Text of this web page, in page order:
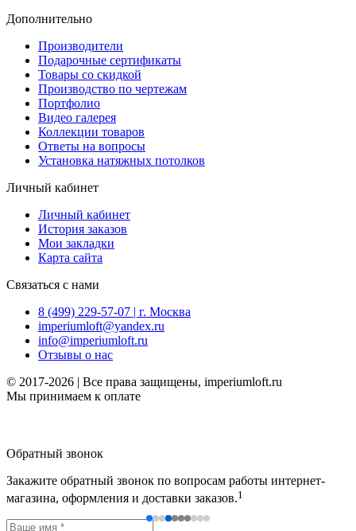
Дополнительно
Производители
Подарочные сертификаты
Товары со скидкой
Производство по чертежам
Портфолио
Видео галерея
Коллекции товаров
Ответы на вопросы
Установка натяжных потолков
Личный кабинет
Личный кабинет
История заказов
Мои закладки
Карта сайта
Связаться с нами
8 (499) 229-57-07 | г. Москва
imperiumloft@yandex.ru
info@imperiumloft.ru
Отзывы о нас
© 2017-2026 | Все права защищены, imperiumloft.ru
Мы принимаем к оплате
Обратный звонок
Закажите обратный звонок по вопросам работы интернет-
магазина, оформления и доставки заказов.1